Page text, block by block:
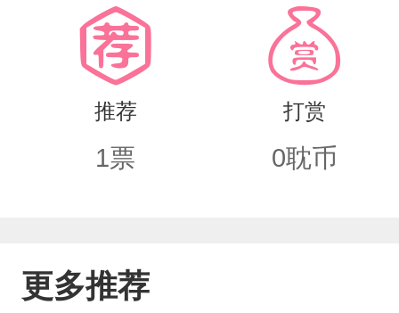
推荐
1票
打赏
0耽币
更多推荐